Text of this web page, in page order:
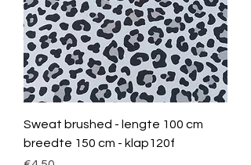
Sweat brushed - lengte 100 cm
breedte 150 cm - klap120f